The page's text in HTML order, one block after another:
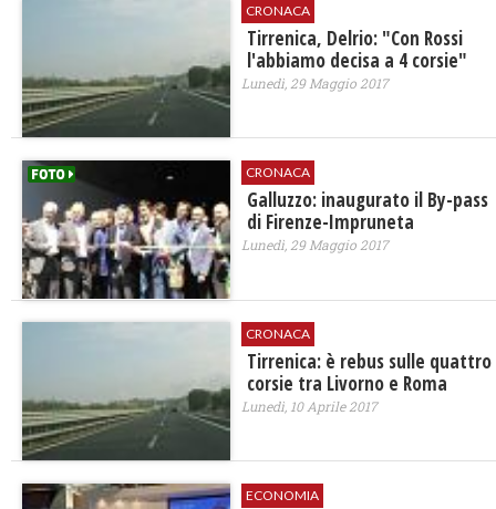
CRONACA
Tirrenica, Delrio: "Con Rossi
l'abbiamo decisa a 4 corsie"
Lunedì, 29 Maggio 2017
CRONACA
Galluzzo: inaugurato il By-pass
di Firenze-Impruneta
Lunedì, 29 Maggio 2017
CRONACA
Tirrenica: è rebus sulle quattro
corsie tra Livorno e Roma
Lunedì, 10 Aprile 2017
ECONOMIA